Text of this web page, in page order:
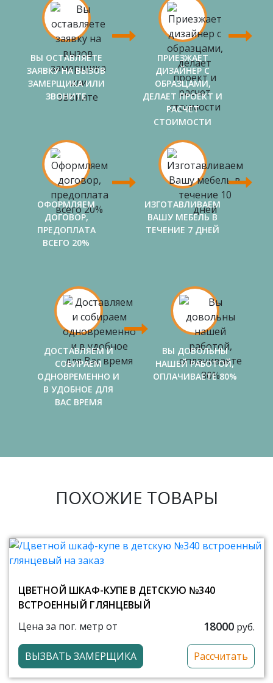
ВЫ ОСТАВЛЯЕТЕ
ЗАЯВКУ НА ВЫЗОВ
ЗАМЕРЩИКА ИЛИ
ЗВОНИТЕ
ПРИЕЗЖАЕТ
ДИЗАЙНЕР С
ОБРАЗЦАМИ,
ДЕЛАЕТ ПРОЕКТ И
РАСЧЕТ
СТОИМОСТИ
ОФОРМЛЯЕМ
ДОГОВОР,
ПРЕДОПЛАТА
ВСЕГО 20%
ИЗГОТАВЛИВАЕМ
ВАШУ МЕБЕЛЬ В
ТЕЧЕНИЕ 7 ДНЕЙ
ДОСТАВЛЯЕМ И
СОБИРАЕМ
ОДНОВРЕМЕННО И
В УДОБНОЕ ДЛЯ
ВАС ВРЕМЯ
ВЫ ДОВОЛЬНЫ
НАШЕЙ РАБОТОЙ,
ОПЛАЧИВАЕТЕ 80%
ПОХОЖИЕ ТОВАРЫ
ЦВЕТНОЙ ШКАФ-КУПЕ В ДЕТСКУЮ №340
ВСТРОЕННЫЙ ГЛЯНЦЕВЫЙ
Цена за пог. метр от
18000 руб.
ВЫЗВАТЬ ЗАМЕРЩИКА Рассчитать